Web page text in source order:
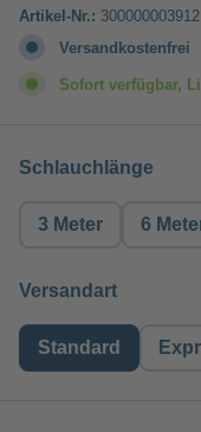
Artikel-Nr.: 300000003912
Versandkostenfrei
Sofort verfügbar,
Schlauchlänge
3 Meter 6
Versandart
Standard